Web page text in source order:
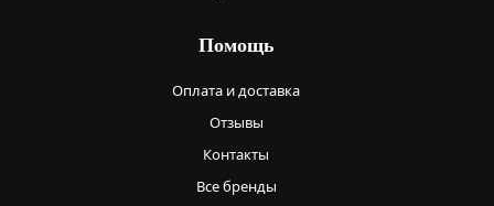
Помощь
Оплата и доставка
Отзывы
Контакты
Все бренды